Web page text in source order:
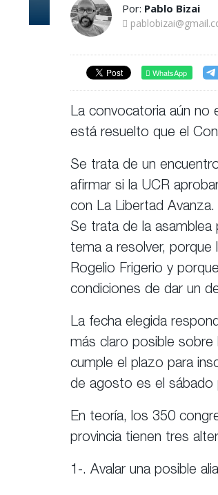
Por: Pablo Bizai
WhatsApp
La convocatoria aún no
está resuelto que el
Se trata de un
afirmar si la UCR
con La Libertad Avanza.
Se trata de la asamblea
tema a resolver, porque
Rogelio Frigerio y
condiciones de dar un
La fecha elegida
más claro posible
cumple el plazo para
de agosto es el sábado
En teoría, los 350
provincia tienen tres
1-. Avalar una posible